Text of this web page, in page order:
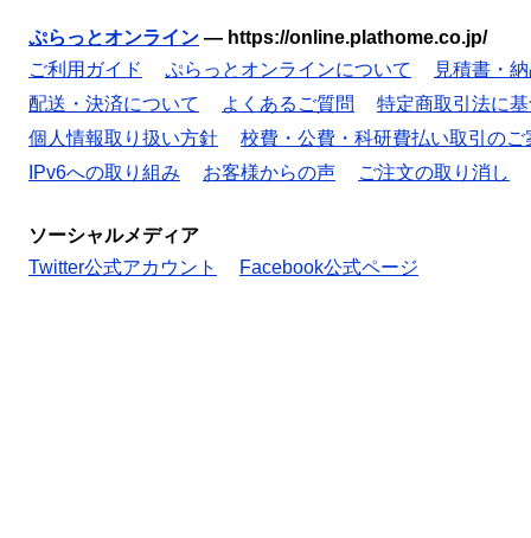
ぷらっとオンライン — https://online.plathome.co.jp/
ご利用ガイド
ぷらっとオンラインについて
見積書・
配送・決済について
よくあるご質問
特定商取引法に
個人情報取り扱い方針
校費・公費・科研費払い取引のご
IPv6への取り組み
お客様からの声 ご注文の取り消し
ソーシャルメディア
Twitter公式アカウント
Facebook公式ページ